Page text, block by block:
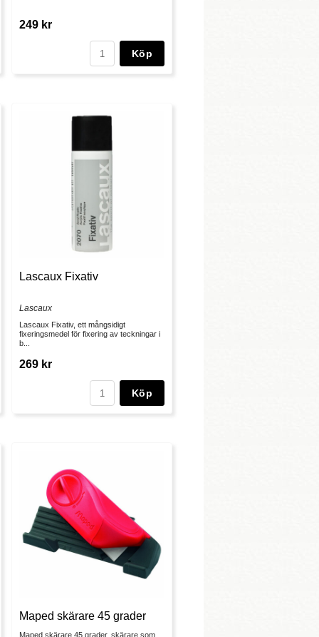
249 kr
Köp
Lascaux Fixativ
Lascaux
Lascaux Fixativ, ett mångsidigt
fixeringsmedel för fixering av teckningar i
b...
269 kr
Köp
Maped skärare 45 grader
Maped skärare 45 grader, skärare som